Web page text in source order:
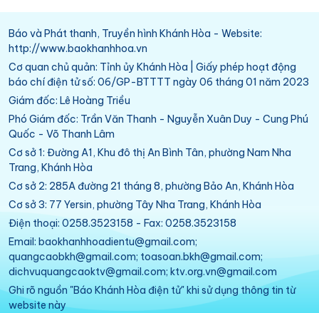
Báo và Phát thanh, Truyền hình Khánh Hòa - Website:
http://www.baokhanhhoa.vn
Cơ quan chủ quản: Tỉnh ủy Khánh Hòa | Giấy phép hoạt động
báo chí điện tử số: 06/GP-BTTTT ngày 06 tháng 01 năm 2023
Giám đốc: Lê Hoàng Triều
Phó Giám đốc: Trần Văn Thanh - Nguyễn Xuân Duy - Cung Phú
Quốc - Võ Thanh Lâm
Cơ sở 1: Đường A1, Khu đô thị An Bình Tân, phường Nam Nha
Trang, Khánh Hòa
Cơ sở 2: 285A đường 21 tháng 8, phường Bảo An, Khánh Hòa
Cơ sở 3: 77 Yersin, phường Tây Nha Trang, Khánh Hòa
Điện thoại: 0258.3523158 - Fax: 0258.3523158
Email: baokhanhhoadientu@gmail.com;
quangcaobkh@gmail.com; toasoan.bkh@gmail.com;
dichvuquangcaoktv@gmail.com; ktv.org.vn@gmail.com
Ghi rõ nguồn "Báo Khánh Hòa điện tử" khi sử dụng thông tin từ
website này